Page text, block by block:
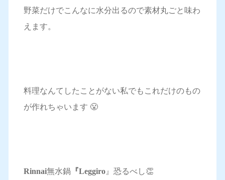
野菜だけでこんなに水分出るので素材丸ごと味わ
えます。
料理なんてしたことがない私でもこれだけのもの
が作れちゃいます 😤
Rinnai無水鍋 『Leggiro』恐るべし👏